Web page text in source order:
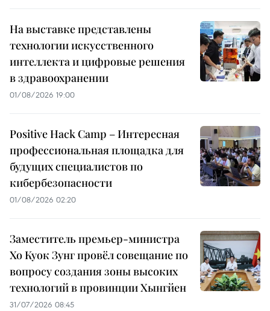
На выставке представлены
технологии искусственного
интеллекта и цифровые решения
в здравоохранении
01/08/2026 19:00
Positive Hack Camp – Интересная
профессиональная площадка для
будущих специалистов по
кибербезопасности
01/08/2026 02:20
Заместитель премьер-министра
Хо Куок Зунг провёл совещание по
вопросу создания зоны высоких
технологий в провинции Хынгйен
31/07/2026 08:45